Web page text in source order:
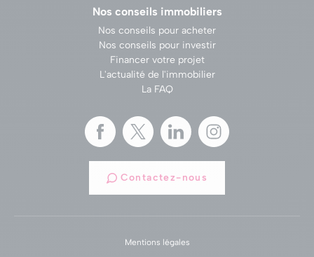
Nos conseils immobiliers
Nos conseils pour acheter
Nos conseils pour investir
Financer votre projet
L'actualité de l'immobilier
La FAQ
Contactez-nous
Mentions légales